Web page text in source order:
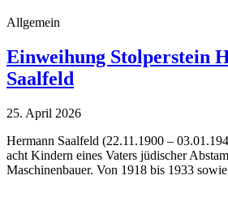
Allgemein
Einweihung Stolperstein
Saalfeld
25. April 2026
Hermann Saalfeld (22.11.1900 –
acht Kindern eines Vaters jüdischer
Maschinenbauer. Von 1918 bis 1933